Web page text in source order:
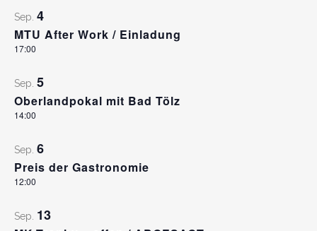
Sep. 4
MTU After Work / Einladung
17:00
Sep. 5
Oberlandpokal mit Bad Tölz
14:00
Sep. 6
Preis der Gastronomie
12:00
Sep. 13